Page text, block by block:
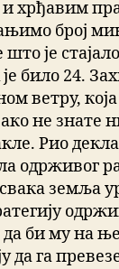
и хрђавим
број
што је
било 24.
ветру,
не знате
Рио
одрживог
земља
би му на
да га